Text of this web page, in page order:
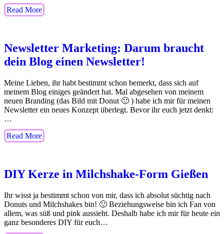
Read More
Newsletter Marketing: Darum braucht
dein Blog einen Newsletter!
Meine Lieben, ihr habt bestimmt schon bemerkt, dass sich auf
meinem Blog einiges geändert hat. Mal abgesehen von meinem
neuen Branding (das Bild mit Donut 🙂 ) habe ich mir für meinen
Newsletter ein neues Konzept überlegt. Bevor ihr euch jetzt denkt:
…
Read More
DIY Kerze in Milchshake-Form Gießen
Ihr wisst ja bestimmt schon von mir, dass ich absolut süchtig nach
Donuts und Milchshakes bin! 🙂 Beziehungsweise bin ich Fan von
allem, was süß und pink aussieht. Deshalb habe ich mir für heute ein
ganz besonderes DIY für euch…